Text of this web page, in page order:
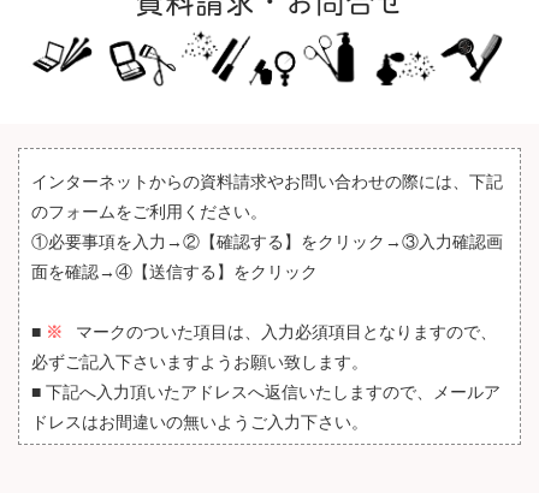
インターネットからの資料請求やお問い合わせの際には、下記
のフォームをご利用ください。
①必要事項を入力→②【確認する】をクリック→③入力確認画
面を確認→④【送信する】をクリック
■ ※
マークのついた項目は、入力必須項目となりますので、
必ずご記入下さいますようお願い致します。
■ 下記へ入力頂いたアドレスへ返信いたしますので、メールア
ドレスはお間違いの無いようご入力下さい。